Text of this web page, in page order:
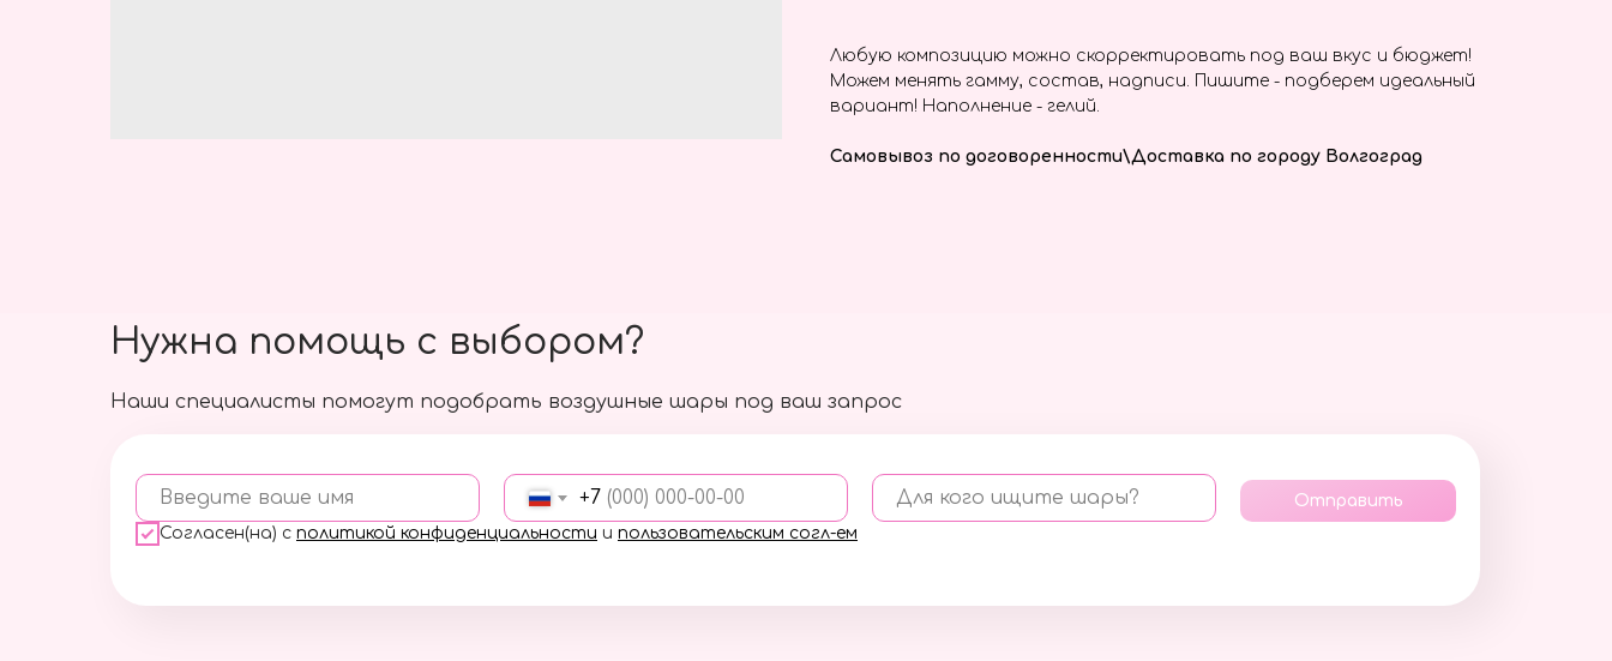
Любую композицию можно скорректировать под ваш вкус и бюджет!
Можем менять гамму, состав, надписи. Пишите - подберем идеальный
вариант! Наполнение - гелий.
Самовывоз по договоренности\Доставка по городу Волгоград
Наши специалисты помогут подобрать воздушные шары под ваш запрос
Введите ваше имя +7 Для кого ищите шары?
Согласен(на) с политикой конфиденциальности и пользовательским согл-ем
Отправить
Нужна помощь с выбором?